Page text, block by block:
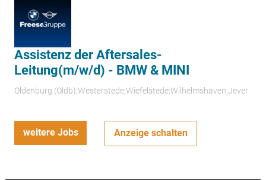
Assistenz der Aftersales-
Leitung(m/w/d) - BMW & MINI
Oldenburg (Oldb);Westerstede;Wiefelstede;Wilhelmshaven;Jever
weitere Jobs Anzeige schalten